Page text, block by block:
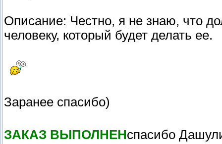
Описание: Честно, я не знаю, что
человеку, который будет делать ее.
Заранее спасибо)
ЗАКАЗ ВЫПОЛНЕНспасибо